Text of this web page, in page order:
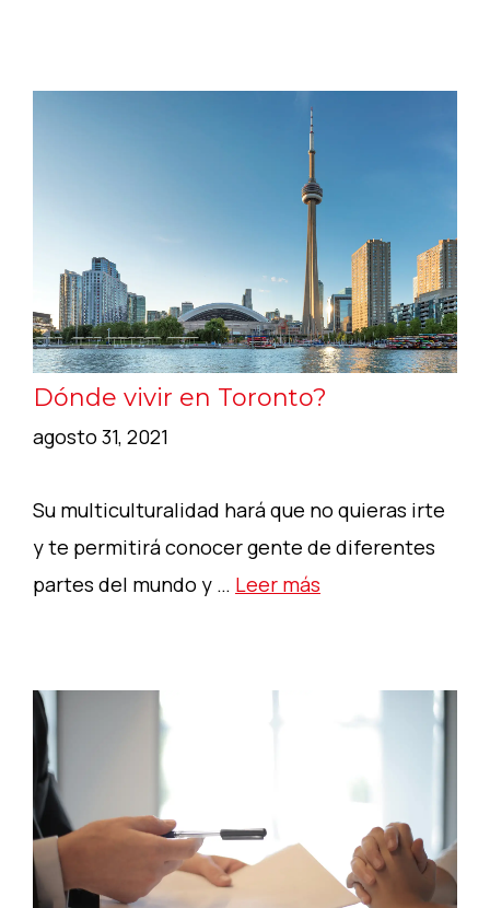
Dónde vivir en Toronto?
agosto 31, 2021
Su multiculturalidad hará que no quieras irte
y te permitirá conocer gente de diferentes
partes del mundo y … Leer más